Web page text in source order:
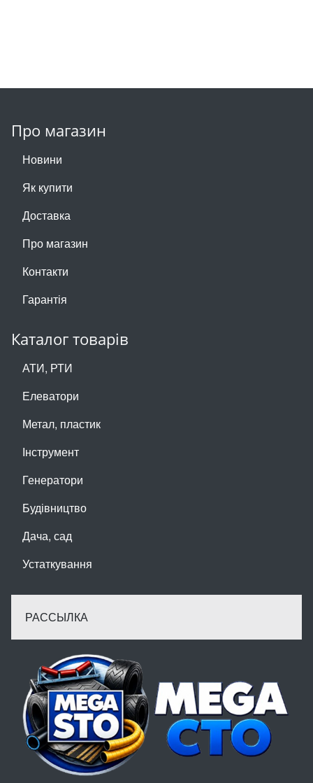
Про магазин
Новини
Як купити
Доставка
Про магазин
Контакти
Гарантія
Каталог товарів
АТИ, РТИ
Елеватори
Метал, пластик
Інструмент
Генератори
Будівництво
Дача, сад
Устаткування
РАССЫЛКА